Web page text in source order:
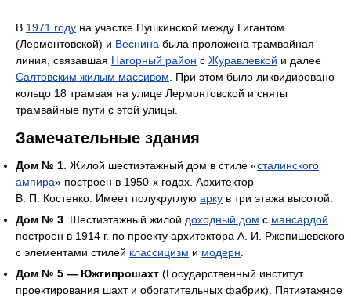
В 1971 году на участке Пушкинской между Гигантом
(Лермонтовской) и Веснина была проложена трамвайная
линия, связавшая Нагорный район с Журавлевкой и далее
Салтовским жилым массивом . При этом было ликвидировано
кольцо 18 трамвая на улице Лермонтовской и сняты
трамвайные пути с этой улицы.
Замечательные здания
Дом № 1 . Жилой шестиэтажный дом в стиле «сталинского
ампира» построен в 1950-х годах. Архитектор —
В. П. Костенко. Имеет полукруглую арку в три этажа высотой.
Дом № 3 . Шестиэтажный жилой доходный дом с мансардой
построен в 1914 г. по проекту архитектора А. И. Ржепишевского
с элементами стилей классицизм и модерн
Дом № 5 — Южгипрошахт (Государственный институт
проектирования шахт и обогатительных фабрик). Пятиэтажное